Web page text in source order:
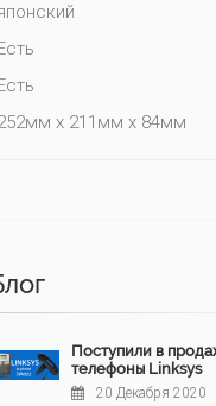
x 211мм x 84мм
Поступили в
телефоны Linksys
20 Декабря 2020